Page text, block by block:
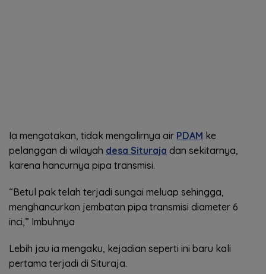
Ia mengatakan, tidak mengalirnya air PDAM ke
pelanggan di wilayah desa Situraja dan sekitarnya,
karena hancurnya pipa transmisi.
“Betul pak telah terjadi sungai meluap sehingga,
menghancurkan jembatan pipa transmisi diameter 6
inci,” Imbuhnya
Lebih jau ia mengaku, kejadian seperti ini baru kali
pertama terjadi di Situraja.